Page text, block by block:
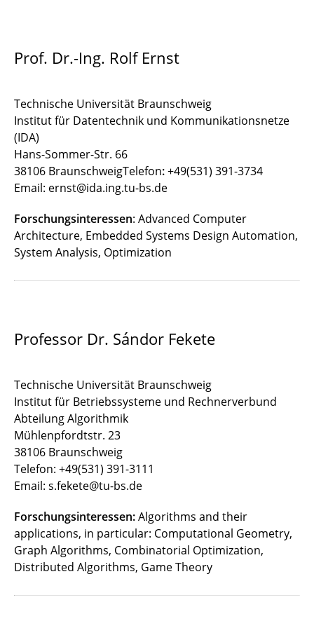
Prof. Dr.-Ing. Rolf Ernst
Technische Universität Braunschweig
Institut für Datentechnik und Kommunikationsnetze
(IDA)
Hans-Sommer-Str. 66
38106 BraunschweigTelefon:+49(531) 391-3734
Email: ernst@ida.ing.tu-bs.de
Forschungsinteressen: Advanced Computer
Architecture, Embedded Systems Design Automation,
System Analysis, Optimization
Professor Dr. Sándor Fekete
Technische Universität Braunschweig
Institut für Betriebssysteme und Rechnerverbund
Abteilung Algorithmik
Mühlenpfordtstr. 23
38106 Braunschweig
Telefon: +49(531) 391-3111
Email: s.fekete@tu-bs.de
Forschungsinteressen:Algorithms and their
applications, in particular: Computational Geometry,
Graph Algorithms, Combinatorial Optimization,
Distributed Algorithms, Game Theory